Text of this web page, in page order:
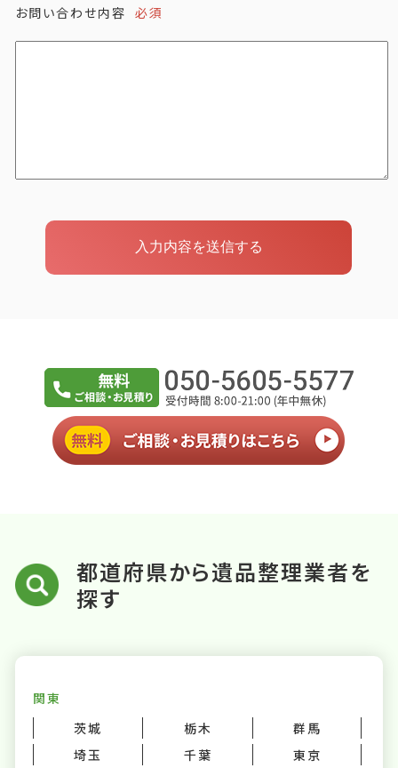
お問い合わせ内容 必須
都道府県から遺品整理業者を
探す
関東
茨城
栃木
群馬
埼玉
千葉
東京